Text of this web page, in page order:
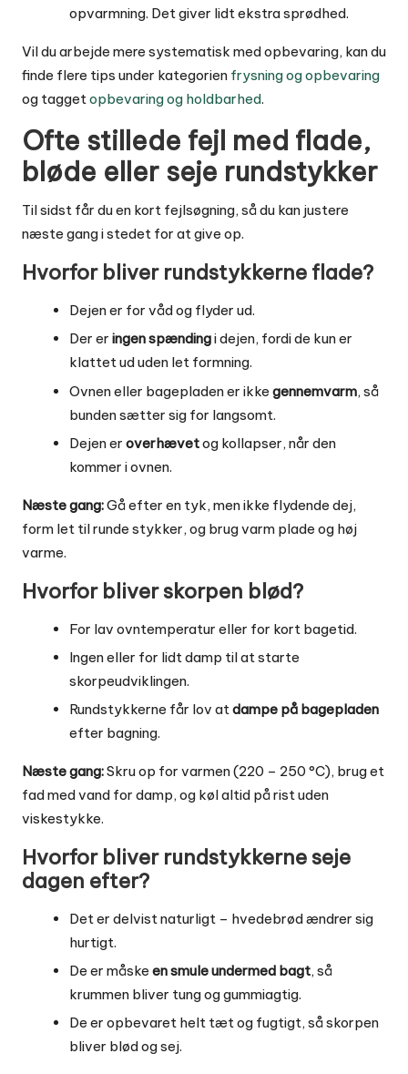
opvarmning. Det giver lidt ekstra sprødhed.
Vil du arbejde mere systematisk med opbevaring, kan du
finde flere tips under kategorien frysning og opbevaring
og taggetopbevaring og holdbarhed.
Ofte stillede fejl med flade,
bløde eller seje rundstykker
Til sidst får du en kort fejlsøgning, så du kan justere
næste gang i stedet for at give op.
Hvorfor bliver rundstykkerne flade?
Dejen er for våd og flyder ud.
Der er ingen spændingi dejen, fordi de kun er
klattet ud uden let formning.
Ovnen eller bagepladen er ikke gennemvarm, så
bunden sætter sig for langsomt.
Dejen er overhævetog kollapser, når den
kommer i ovnen.
Næste gang:Gå efter en tyk, men ikke flydende dej,
form let til runde stykker, og brug varm plade og høj
varme.
Hvorfor bliver skorpen blød?
For lav ovntemperatur eller for kort bagetid.
Ingen eller for lidt damp til at starte
skorpeudviklingen.
Rundstykkerne får lov atdampe på bagepladen
efter bagning.
Næste gang:Skru op for varmen (220 – 250 °C), brug et
fad med vand for damp, og køl altid på rist uden
viskestykke.
Hvorfor bliver rundstykkerne seje
dagen efter?
Det er delvist naturligt – hvedebrød ændrer sig
hurtigt.
De er måske en smule undermed bagt, så
krummen bliver tung og gummiagtig.
De er opbevaret helt tæt og fugtigt, så skorpen
bliver blød og sej.